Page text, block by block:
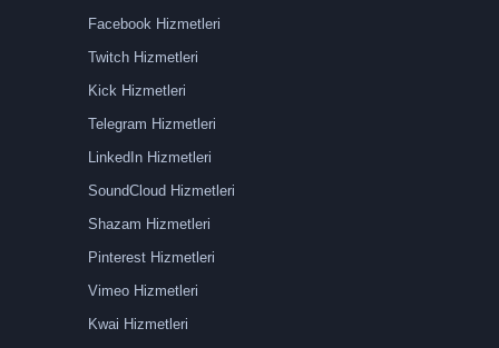
Facebook Hizmetleri
Twitch Hizmetleri
Kick Hizmetleri
Telegram Hizmetleri
LinkedIn Hizmetleri
SoundCloud Hizmetleri
Shazam Hizmetleri
Pinterest Hizmetleri
Vimeo Hizmetleri
Kwai Hizmetleri